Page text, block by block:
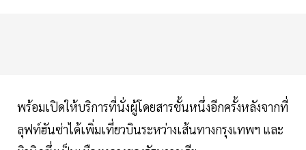
พร้อมเปิดให้บริการที่นั่งผู้โดยสารชั้นหนึ่งอีกครั้งหลังจากที่
ลุฟท์ฮันซ่าได้เพิ่มเที่ยวบินระหว่างเส้นทางกรุงเทพฯ และ